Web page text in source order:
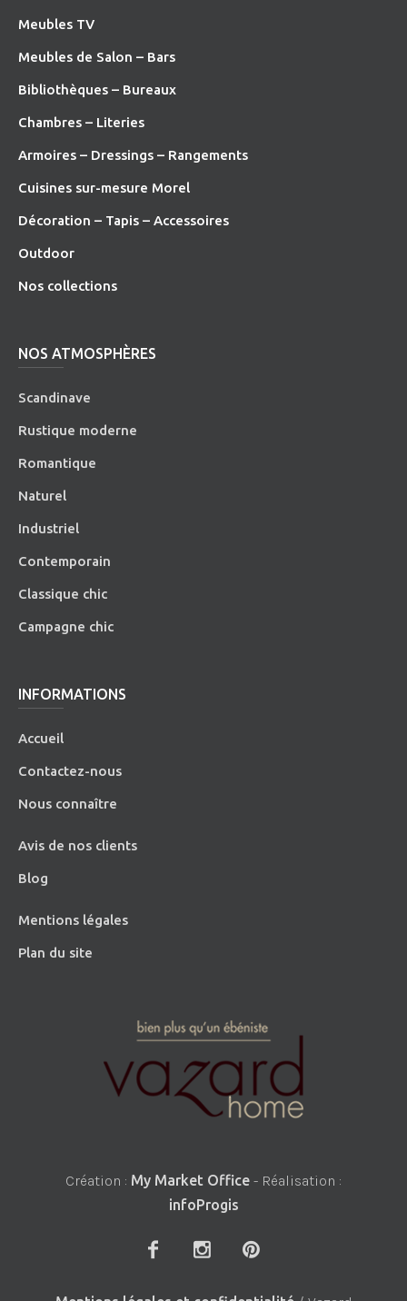
Meubles TV
Meubles de Salon – Bars
Bibliothèques – Bureaux
Chambres – Literies
Armoires – Dressings – Rangements
Cuisines sur-mesure Morel
Décoration – Tapis – Accessoires
Outdoor
Nos collections
NOS ATMOSPHÈRES
Scandinave
Rustique moderne
Romantique
Naturel
Industriel
Contemporain
Classique chic
Campagne chic
INFORMATIONS
Accueil
Contactez-nous
Nous connaître
Avis de nos clients
Blog
Mentions légales
Plan du site
Création : My Market Office - Réalisation :
infoProgis